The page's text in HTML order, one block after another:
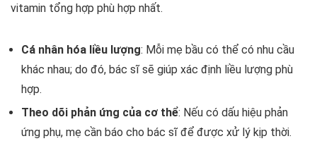
vitamin tổng hợp phù hợp nhất.
Cá nhân hóa liều lượng: Mỗi mẹ bầu có thể có nhu cầu
khác nhau; do đó, bác sĩ sẽ giúp xác định liều lượng phù
hợp.
Theo dõi phản ứng của cơ thể: Nếu có dấu hiệu phản
ứng phụ, mẹ cần báo cho bác sĩ để được xử lý kịp thời.